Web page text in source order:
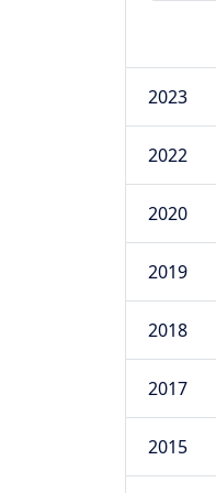
2023
2022
2020
2019
2018
2017
2015